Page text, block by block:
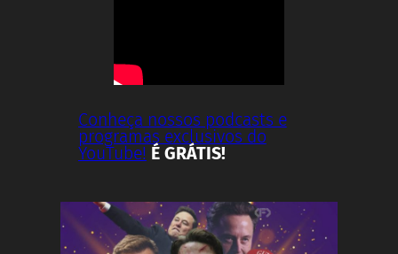
Conheça nossos podcasts e
programas exclusivos do
YouTube! É GRÁTIS!